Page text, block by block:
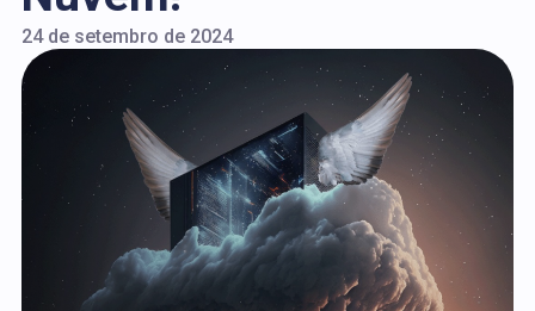
24 de setembro de 2024